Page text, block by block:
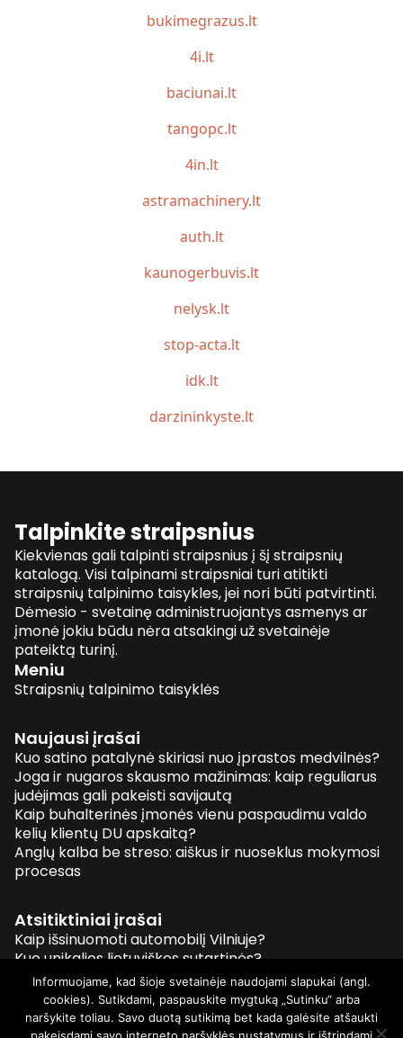
bukimegrazus.lt
4i.lt
baciunai.lt
tangopc.lt
4in.lt
astramachinery.lt
auth.lt
kaunogerbuvis.lt
nelysk.lt
stop-acta.lt
idk.lt
darzininkyste.lt
Talpinkite straipsnius
Kiekvienas gali talpinti straipsnius į šį straipsnių
katalogą. Visi talpinami straipsniai turi atitikti
straipsnių talpinimo taisykles, jei nori būti patvirtinti.
Dėmesio - svetainę administruojantys asmenys ar
įmonė jokiu būdu nėra atsakingi už svetainėje
pateiktą turinį.
Meniu
Straipsnių talpinimo taisyklės
Naujausi įrašai
Kuo satino patalynė skiriasi nuo įprastos medvilnės?
Joga ir nugaros skausmo mažinimas: kaip reguliarus
judėjimas gali pakeisti savijautą
Kaip buhalterinės įmonės vienu paspaudimu valdo
kelių klientų DU apskaitą?
Anglų kalba be streso: aiškus ir nuoseklus mokymosi
procesas
Atsitiktiniai įrašai
Kaip išsinuomoti automobilį Vilniuje?
Kuo unikalios lietuviškos sutartinės?
Perkame avalynę internetu. Kaip nusipirkti tinkamus
batus
Kur išmesti panaudotą prezervatyvą?
Informuojame, kad šioje svetainėje naudojami slapukai (angl.
cookies). Sutikdami, paspauskite mygtuką „Sutinku“ arba
naršykite toliau. Savo duotą sutikimą bet kada galėsite atšaukti